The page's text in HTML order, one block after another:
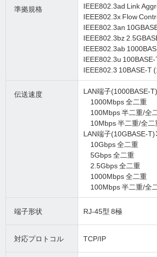
準拠規格
IEEE802.3ad Link
IEEE802.3x Flow
IEEE802.3an
IEEE802.3bz
IEEE802.3ab
IEEE802.3u
IEEE802.3 10BASE-T
伝送速度
LAN端子(1000BASE-T)
1000Mbps 全二重
100Mbps 半二重/全
10Mbps 半二重/全二
LAN端子(10GBASE-T)
10Gbps 全二重
5Gbps 全二重
2.5Gbps 全二重
1000Mbps 全二重
100Mbps 半二重/全
端子形状 RJ-45型 8極
対応プロトコル TCP/IP